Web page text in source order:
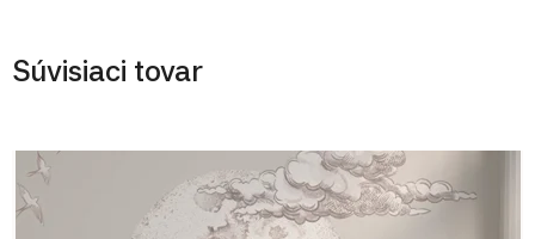
Súvisiaci tovar